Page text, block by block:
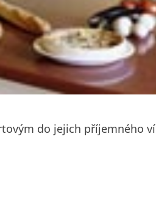
do jejich příjemného